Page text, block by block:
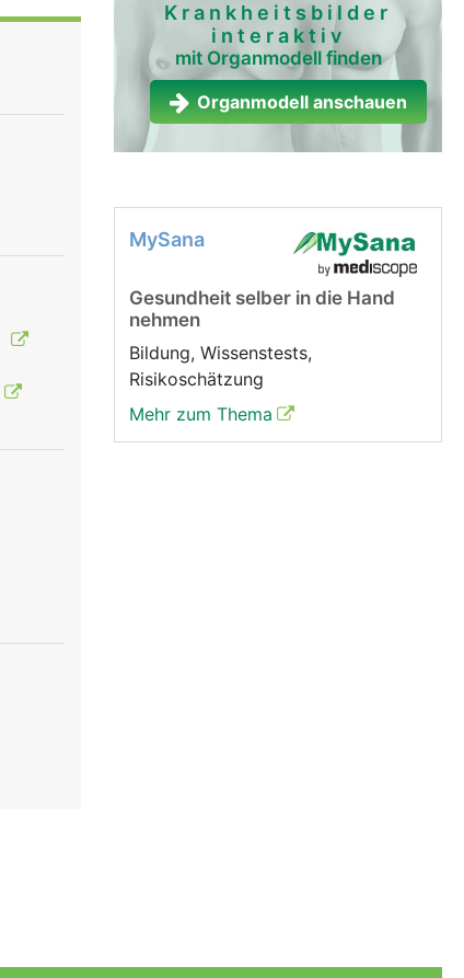
Krankheitsbilder
interaktiv
mit Organmodell finden
Organmodell anschauen
MySana
Gesundheit selber in die Hand
nehmen
Bildung, Wissenstests,
Risikoschätzung
Mehr zum Thema